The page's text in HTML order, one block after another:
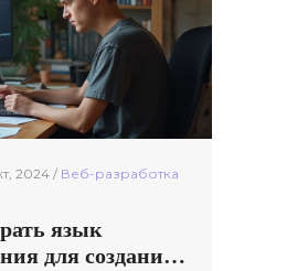
вы сможете
HTTP-запросы и
элементы на веб-
рассмотрим основные
объясним, почему он
веб-разработке.
2024 / Веб-разработка
язык
для создания